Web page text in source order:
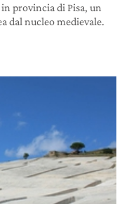
provincia di Pisa, un
dal nucleo medievale.